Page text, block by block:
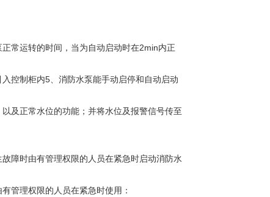
常运转的时间，当为自动启动时在2min内正
控制柜内5、消防水泵能手动启停和自动启动
及正常水位的功能；并将水位及报警信号传至
障时由有管理权限的人员在紧急时启动消防水
管理权限的人员在紧急时使用：